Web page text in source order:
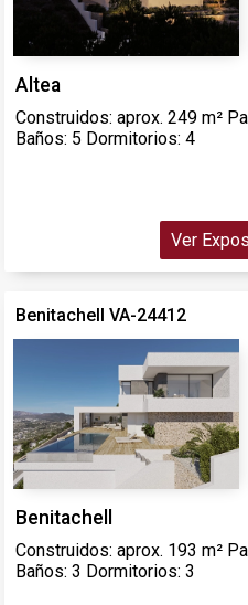
Altea
Construidos: aprox. 249 m²
Baños: 5 Dormitorios: 4
Ver
Benitachell VA-24412
Benitachell
Construidos: aprox. 193 m²
Baños: 3 Dormitorios: 3